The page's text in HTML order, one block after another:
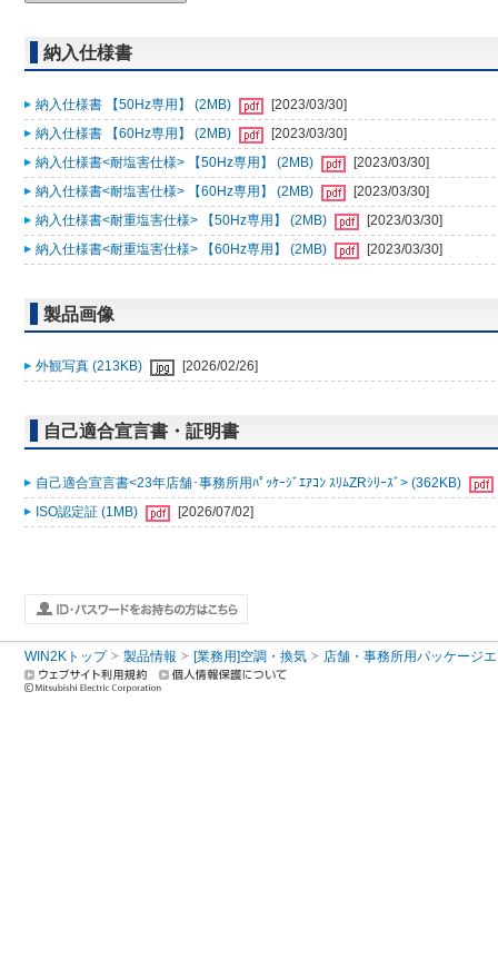
納入仕様書
納入仕様書 【50Hz専用】 (2MB)
[2023/03/30]
納入仕様書 【60Hz専用】 (2MB)
[2023/03/30]
納入仕様書<耐塩害仕様> 【50Hz専用】 (2MB)
[2023/03/30]
納入仕様書<耐塩害仕様> 【60Hz専用】 (2MB)
[2023/03/30]
納入仕様書<耐重塩害仕様> 【50Hz専用】 (2MB)
[2023/03/30]
納入仕様書<耐重塩害仕様> 【60Hz専用】 (2MB)
[2023/03/30]
製品画像
外観写真 (213KB) [2026/02/26]
自己適合宣言書・証明書
自己適合宣言書<23年店舗･事務所用ﾊﾟｯｹｰｼﾞｴｱｺﾝ ｽﾘﾑZRｼﾘｰｽﾞ> (362KB)
ISO認定証 (1MB)
[2026/07/02]
WIN2Kトップ 製品情報 [業務用]空調・換気 店舗・事務所用パッケージ